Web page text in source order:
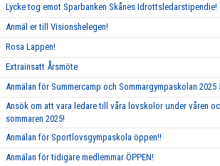
Lycke tog emot Sparbanken Skånes Idrottsledarstipendie!
Anmäl er till Visionshelegen!
Rosa Lappen!
Extrainsatt Årsmöte
Anmälan för Summercamp och Sommargympaskolan 2025
Ansök om att vara ledare till våra lovskolor under våren
sommaren 2025!
Anmälan för Sportlovsgympaskola öppen!!
Anmälan för tidigare medlemmar ÖPPEN!